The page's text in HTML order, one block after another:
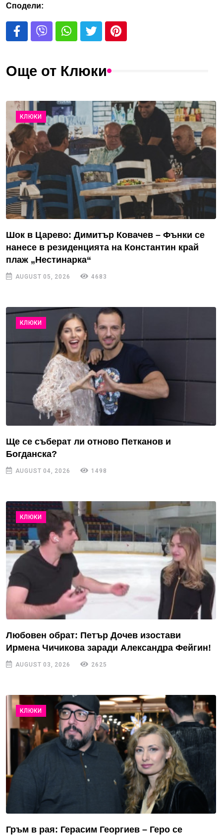
Сподели:
Още от Клюки
КЛЮКИ
Шок в Царево: Димитър Ковачев – Фънки се
нанесе в резиденцията на Константин край
плаж „Нестинарка“
AUGUST 05, 2026 4683
КЛЮКИ
Ще се съберат ли отново Петканов и
Богданска?
AUGUST 04, 2026 1498
КЛЮКИ
Любовен обрат: Петър Дочев изостави
Ирмена Чичикова заради Александра Фейгин!
AUGUST 03, 2026 2625
КЛЮКИ
Гръм в рая: Герасим Георгиев – Геро се